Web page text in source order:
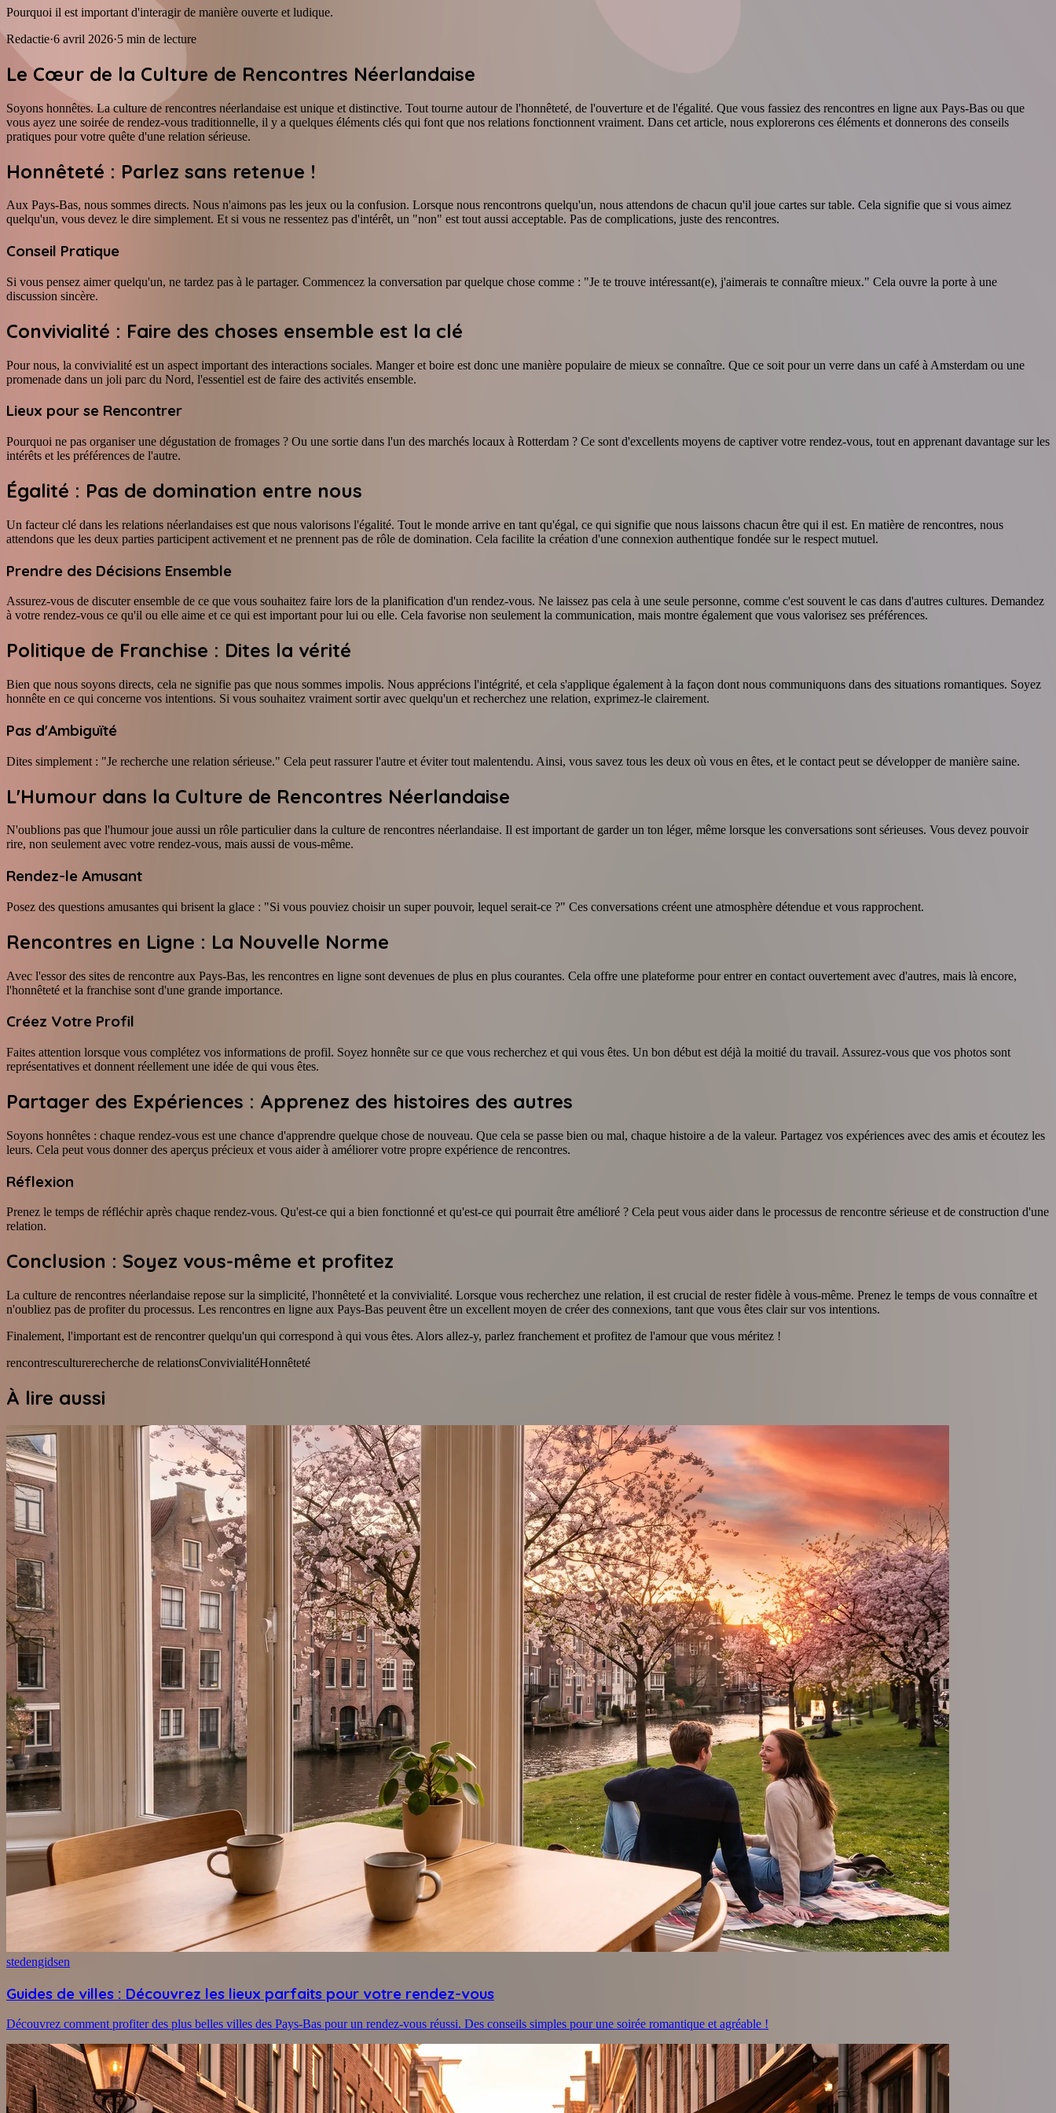
Pourquoi il est important d'interagir de manière ouverte et ludique.
Redactie·6 avril 2026·5 min de lecture
Le Cœur de la Culture de Rencontres Néerlandaise
Soyons honnêtes. La culture de rencontres néerlandaise est unique et distinctive. Tout tourne autour de l'honnêteté, de l'ouverture et de l'égalité. Que vous fassiez des rencontres en ligne aux Pays-Bas ou que
vous ayez une soirée de rendez-vous traditionnelle, il y a quelques éléments clés qui font que nos relations fonctionnent vraiment. Dans cet article, nous explorerons ces éléments et donnerons des conseils
pratiques pour votre quête d'une relation sérieuse.
Honnêteté : Parlez sans retenue !
Aux Pays-Bas, nous sommes directs. Nous n'aimons pas les jeux ou la confusion. Lorsque nous rencontrons quelqu'un, nous attendons de chacun qu'il joue cartes sur table. Cela signifie que si vous aimez
quelqu'un, vous devez le dire simplement. Et si vous ne ressentez pas d'intérêt, un "non" est tout aussi acceptable. Pas de complications, juste des rencontres.
Conseil Pratique
Si vous pensez aimer quelqu'un, ne tardez pas à le partager. Commencez la conversation par quelque chose comme : "Je te trouve intéressant(e), j'aimerais te connaître mieux." Cela ouvre la porte à une
discussion sincère.
Convivialité : Faire des choses ensemble est la clé
Pour nous, la convivialité est un aspect important des interactions sociales. Manger et boire est donc une manière populaire de mieux se connaître. Que ce soit pour un verre dans un café à Amsterdam ou une
promenade dans un joli parc du Nord, l'essentiel est de faire des activités ensemble.
Lieux pour se Rencontrer
Pourquoi ne pas organiser une dégustation de fromages ? Ou une sortie dans l'un des marchés locaux à Rotterdam ? Ce sont d'excellents moyens de captiver votre rendez-vous, tout en apprenant davantage sur les
intérêts et les préférences de l'autre.
Égalité : Pas de domination entre nous
Un facteur clé dans les relations néerlandaises est que nous valorisons l'égalité. Tout le monde arrive en tant qu'égal, ce qui signifie que nous laissons chacun être qui il est. En matière de rencontres, nous
attendons que les deux parties participent activement et ne prennent pas de rôle de domination. Cela facilite la création d'une connexion authentique fondée sur le respect mutuel.
Prendre des Décisions Ensemble
Assurez-vous de discuter ensemble de ce que vous souhaitez faire lors de la planification d'un rendez-vous. Ne laissez pas cela à une seule personne, comme c'est souvent le cas dans d'autres cultures. Demandez
à votre rendez-vous ce qu'il ou elle aime et ce qui est important pour lui ou elle. Cela favorise non seulement la communication, mais montre également que vous valorisez ses préférences.
Politique de Franchise : Dites la vérité
Bien que nous soyons directs, cela ne signifie pas que nous sommes impolis. Nous apprécions l'intégrité, et cela s'applique également à la façon dont nous communiquons dans des situations romantiques. Soyez
honnête en ce qui concerne vos intentions. Si vous souhaitez vraiment sortir avec quelqu'un et recherchez une relation, exprimez-le clairement.
Pas d'Ambiguïté
Dites simplement : "Je recherche une relation sérieuse." Cela peut rassurer l'autre et éviter tout malentendu. Ainsi, vous savez tous les deux où vous en êtes, et le contact peut se développer de manière saine.
L'Humour dans la Culture de Rencontres Néerlandaise
N'oublions pas que l'humour joue aussi un rôle particulier dans la culture de rencontres néerlandaise. Il est important de garder un ton léger, même lorsque les conversations sont sérieuses. Vous devez pouvoir
rire, non seulement avec votre rendez-vous, mais aussi de vous-même.
Rendez-le Amusant
Posez des questions amusantes qui brisent la glace : "Si vous pouviez choisir un super pouvoir, lequel serait-ce ?" Ces conversations créent une atmosphère détendue et vous rapprochent.
Rencontres en Ligne : La Nouvelle Norme
Avec l'essor des sites de rencontre aux Pays-Bas, les rencontres en ligne sont devenues de plus en plus courantes. Cela offre une plateforme pour entrer en contact ouvertement avec d'autres, mais là encore,
l'honnêteté et la franchise sont d'une grande importance.
Créez Votre Profil
Faites attention lorsque vous complétez vos informations de profil. Soyez honnête sur ce que vous recherchez et qui vous êtes. Un bon début est déjà la moitié du travail. Assurez-vous que vos photos sont
représentatives et donnent réellement une idée de qui vous êtes.
Partager des Expériences : Apprenez des histoires des autres
Soyons honnêtes : chaque rendez-vous est une chance d'apprendre quelque chose de nouveau. Que cela se passe bien ou mal, chaque histoire a de la valeur. Partagez vos expériences avec des amis et écoutez les
leurs. Cela peut vous donner des aperçus précieux et vous aider à améliorer votre propre expérience de rencontres.
Réflexion
Prenez le temps de réfléchir après chaque rendez-vous. Qu'est-ce qui a bien fonctionné et qu'est-ce qui pourrait être amélioré ? Cela peut vous aider dans le processus de rencontre sérieuse et de construction d'une
relation.
Conclusion : Soyez vous-même et profitez
La culture de rencontres néerlandaise repose sur la simplicité, l'honnêteté et la convivialité. Lorsque vous recherchez une relation, il est crucial de rester fidèle à vous-même. Prenez le temps de vous connaître et
n'oubliez pas de profiter du processus. Les rencontres en ligne aux Pays-Bas peuvent être un excellent moyen de créer des connexions, tant que vous êtes clair sur vos intentions.
Finalement, l'important est de rencontrer quelqu'un qui correspond à qui vous êtes. Alors allez-y, parlez franchement et profitez de l'amour que vous méritez !
rencontresculturerecherche de relationsConvivialitéHonnêteté
À lire aussi
stedengidsen
Guides de villes : Découvrez les lieux parfaits pour votre rendez-vous
Découvrez comment profiter des plus belles villes des Pays-Bas pour un rendez-vous réussi. Des conseils simples pour une soirée romantique et agréable !